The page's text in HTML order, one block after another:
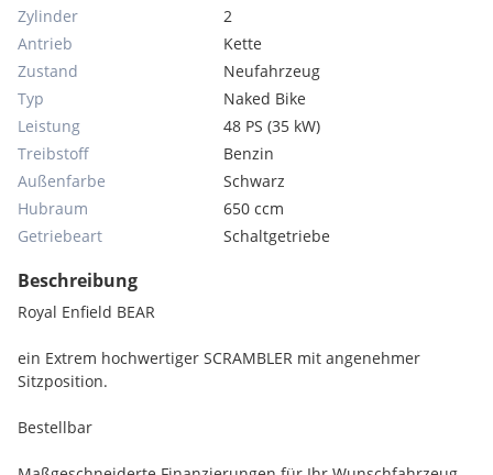
Zylinder
2
Antrieb
Kette
Zustand
Neufahrzeug
Typ
Naked Bike
Leistung
48 PS (35 kW)
Treibstoff
Benzin
Außenfarbe
Schwarz
Hubraum
650 ccm
Getriebeart
Schaltgetriebe
Beschreibung
Royal Enfield BEAR
ein Extrem hochwertiger SCRAMBLER mit angenehmer
Sitzposition.
Bestellbar